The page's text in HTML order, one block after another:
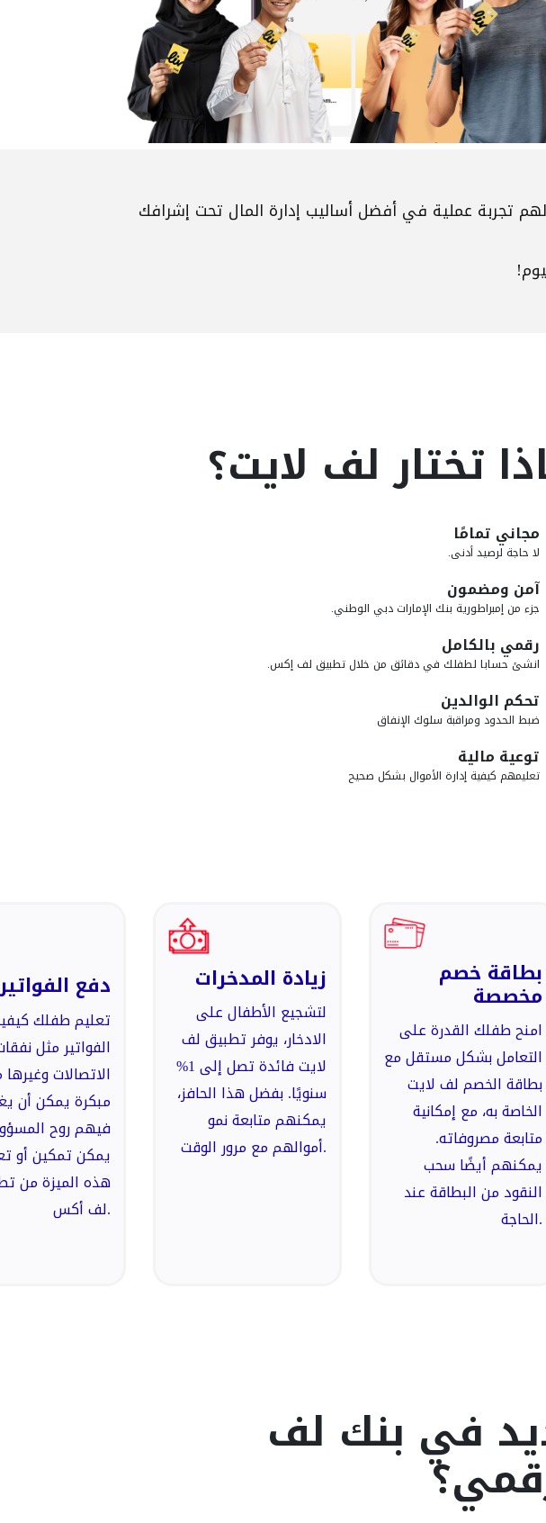
تجربة عملية في أفضل أساليب إدارة المال تحت إشرافك
تختار لف لايت؟
مجاني تمامًا
لا حاجة لرصيد أدنى.
آمن ومضمون
جزء من إمبراطورية بنك الإمارات دبي الوطني.
رقمي بالكامل
انشئ حسابا لطفلك في دقائق من خلال تطبيق لف إكس.
تحكم الوالدين
ضبط الحدود ومراقبة سلوك الإنفاق
توعية مالية
تعليمهم كيفية إدارة الأموال بشكل صحيح
دفع الفواتير
تعليم طفلك
الفواتير مثل
الاتصالات
مبكرة يمكن أن
فيهم روح
يمكن تمكين أو
هذه الميزة من
لف أكس.
زيادة المدخرات
لتشجيع الأطفال على
الادخار، يوفر تطبيق لف
لايت فائدة تصل إلى 1%
سنويًا. بفضل هذا الحافز،
يمكنهم متابعة نمو
أموالهم مع مرور الوقت.
بطاقة خصم
مخصصة
امنح طفلك القدرة على
التعامل بشكل مستقل مع
بطاقة الخصم لف لايت
الخاصة به، مع إمكانية
متابعة مصروفاته.
يمكنهم أيضًا سحب
النقود من البطاقة عند
الحاجة.
في بنك لف